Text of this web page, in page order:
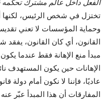
الفعل داخل عالم مشترك تحكمه
تختزل في شخص الرئيس، لكنها
وحماية المؤسسات لا تعني
القانون، أي كان القانون، يفقد
مبدأ منع الإهانة فقط عندما
الإهانات حين يكون المستهدف
عاديًا، فإننا لا نكون أمام دولة
المفارقات أن هذا المبدأ عبّر